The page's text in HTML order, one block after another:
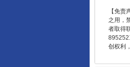
【免
之用，
者取得
创权利
东